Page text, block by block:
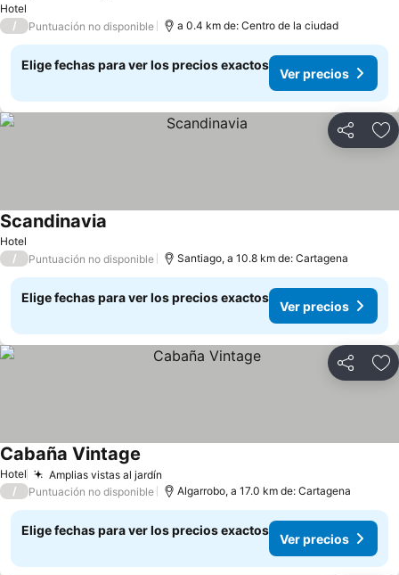
Hotel
/ Puntuación no disponible a 0.4 km de: Centro de la ciudad
Elige fechas para ver los precios exactos
Ver precios
Compartir
Hotel
Scandinavia
/ Puntuación no disponible Santiago, a 10.8 km de: Cartagena
Elige fechas para ver los precios exactos
Ver precios
Compartir
Hotel Amplias vistas al jardín
Cabaña Vintage
/ Puntuación no disponible Algarrobo, a 17.0 km de: Cartagena
Elige fechas para ver los precios exactos
Ver precios